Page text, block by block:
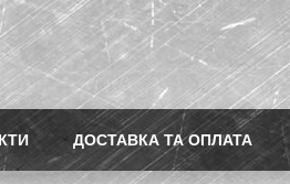
ДОСТАВКА ТА ОПЛАТА